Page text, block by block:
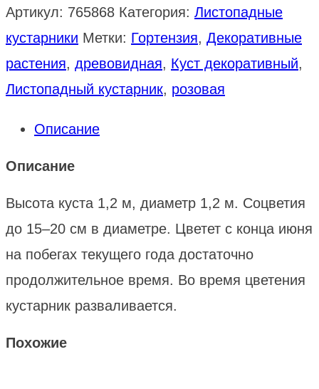
Артикул: 765868 Категория: Листопадные
кустарники Метки: Гортензия, Декоративные
растения, древовидная, Куст декоративный,
Листопадный кустарник, розовая
Описание
Описание
Высота куста 1,2 м, диаметр 1,2 м. Соцветия
до 15–20 см в диаметре. Цветет с конца июня
на побегах текущего года достаточно
продолжительное время. Во время цветения
кустарник разваливается.
Похожие